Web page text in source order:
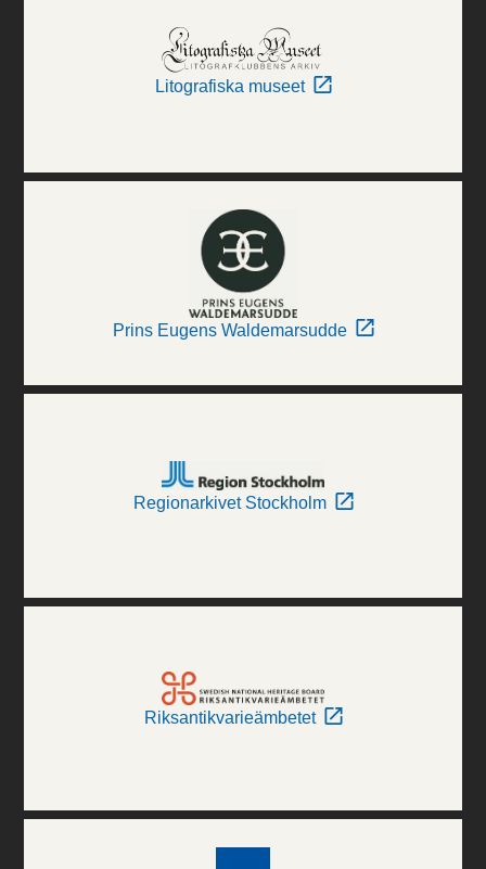
Litografiska museet
Prins Eugens Waldemarsudde
Regionarkivet Stockholm
Riksantikvarieämbetet